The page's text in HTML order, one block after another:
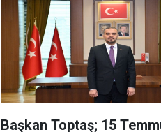
Başkan Toptaş; 15